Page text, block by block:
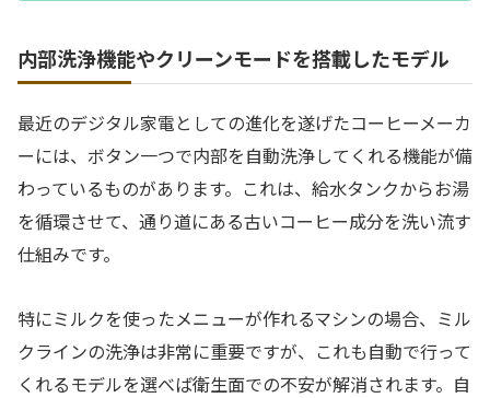
内部洗浄機能やクリーンモードを搭載したモデル
最近のデジタル家電としての進化を遂げたコーヒーメーカ
ーには、ボタン一つで内部を自動洗浄してくれる機能が備
わっているものがあります。これは、給水タンクからお湯
を循環させて、通り道にある古いコーヒー成分を洗い流す
仕組みです。
特にミルクを使ったメニューが作れるマシンの場合、ミル
クラインの洗浄は非常に重要ですが、これも自動で行って
くれるモデルを選べば衛生面での不安が解消されます。自